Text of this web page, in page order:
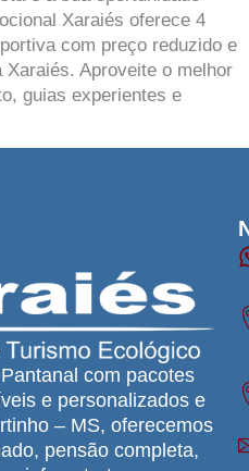
Xaraiés oferece 4
com preço reduzido e
Aproveite o melhor
guias experientes e
com pacotes
e personalizados e
– MS, oferecemos
pensão completa,